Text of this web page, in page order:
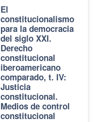
El
constitucionalismo
para la democracia
del siglo XXI.
Derecho
constitucional
iberoamericano
comparado, t. IV:
Justicia
constitucional.
Medios de control
constitucional